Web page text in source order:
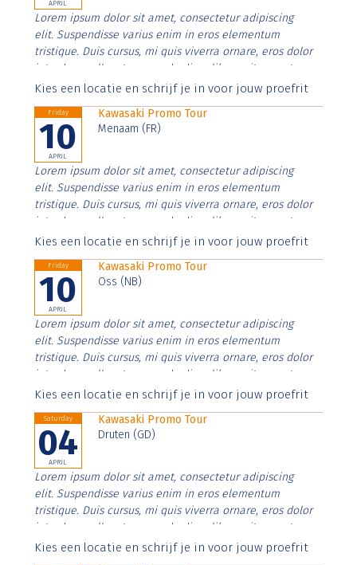
APRIL
Lorem ipsum dolor sit amet, consectetur adipiscing
elit. Suspendisse varius enim in eros elementum
tristique. Duis cursus, mi quis viverra ornare, eros dolor
interdum nulla, ut commodo diam libero vitae erat.
Aenean faucibus nibh et justo cursus id rutrum lorem
Kies een locatie en schrijf je in voor jouw proefrit
Friday
10
APRIL
Kawasaki Promo Tour
Menaam (FR)
Lorem ipsum dolor sit amet, consectetur adipiscing
elit. Suspendisse varius enim in eros elementum
tristique. Duis cursus, mi quis viverra ornare, eros dolor
interdum nulla, ut commodo diam libero vitae erat.
Aenean faucibus nibh et justo cursus id rutrum lorem
Kies een locatie en schrijf je in voor jouw proefrit
Friday
10
APRIL
Kawasaki Promo Tour
Oss (NB)
Lorem ipsum dolor sit amet, consectetur adipiscing
elit. Suspendisse varius enim in eros elementum
tristique. Duis cursus, mi quis viverra ornare, eros dolor
interdum nulla, ut commodo diam libero vitae erat.
Aenean faucibus nibh et justo cursus id rutrum lorem
Kies een locatie en schrijf je in voor jouw proefrit
Saturday
04
APRIL
Kawasaki Promo Tour
Druten (GD)
Lorem ipsum dolor sit amet, consectetur adipiscing
elit. Suspendisse varius enim in eros elementum
tristique. Duis cursus, mi quis viverra ornare, eros dolor
interdum nulla, ut commodo diam libero vitae erat.
Aenean faucibus nibh et justo cursus id rutrum lorem
Kies een locatie en schrijf je in voor jouw proefrit